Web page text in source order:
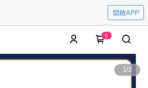
開啟APP
0
1/2